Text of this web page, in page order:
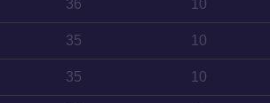
36 10
35 10
35 10